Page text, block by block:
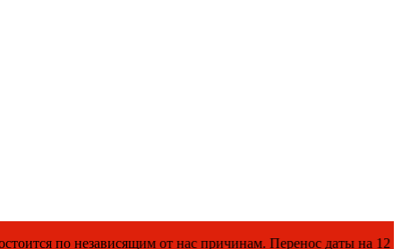
от нас причинам. Перенос даты на 12 ноября.